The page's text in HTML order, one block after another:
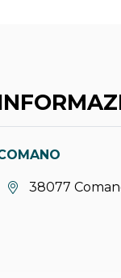
Località:38077